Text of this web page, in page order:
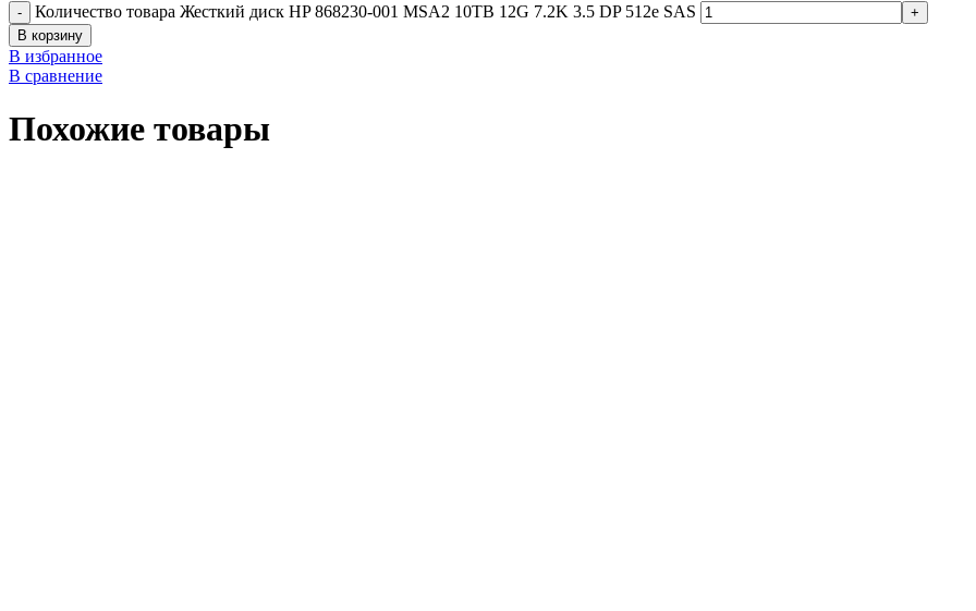
Количество товара Жесткий диск HP 868230-001 MSA2 10TB 12G 7.2K 3.5 DP 512e SAS
В корзину
В избранное
В сравнение
Похожие товары